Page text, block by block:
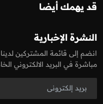
قد يهمك أيضا
النشرة الإخبارية
انضم إلى قائمة المشتركين
مباشرة في البريد الالكتروني